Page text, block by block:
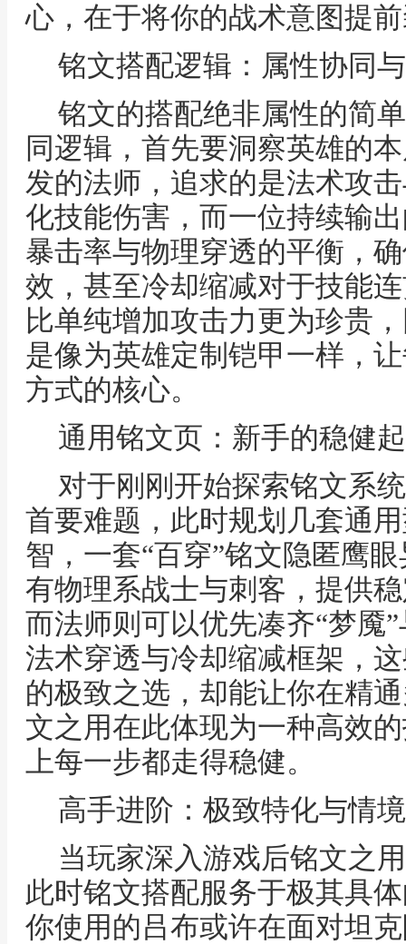
心，在于将你的战术意图提
铭文搭配逻辑：属性协同
铭文的搭配绝非属性的简
同逻辑，首先要洞察英雄的
发的法师，追求的是法术攻
化技能伤害，而一位持续输
暴击率与物理穿透的平衡，
效，甚至冷却缩减对于技能
比单纯增加攻击力更为珍贵
是像为英雄定制铠甲一样，
方式的核心。
通用铭文页：新手的稳健
对于刚刚开始探索铭文系
首要难题，此时规划几套通
智，一套“百穿”铭文隐匿鹰
有物理系战士与刺客，提供
而法师则可以优先凑齐“梦魇
法术穿透与冷却缩减框架，
的极致之选，却能让你在精
文之用在此体现为一种高效
上每一步都走得稳健。
高手进阶：极致特化与情
当玩家深入游戏后铭文之
此时铭文搭配服务于极其具
你使用的吕布或许在面对坦